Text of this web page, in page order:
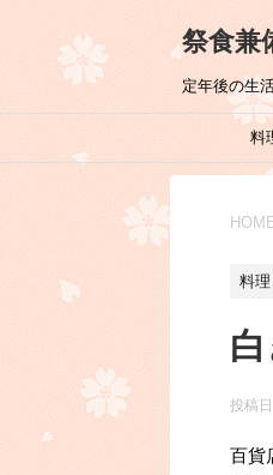
祭食兼
定年後の生
料
料理
投稿日
百貨